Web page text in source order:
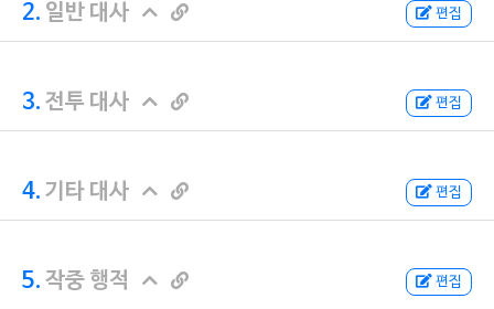
2. 일반 대사 편집
3. 전투 대사 편집
4. 기타 대사 편집
5. 작중 행적 편집